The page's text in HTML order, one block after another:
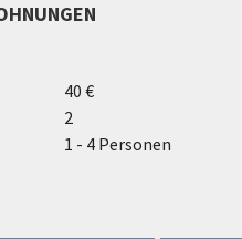
40 €
2
1 - 4 Personen